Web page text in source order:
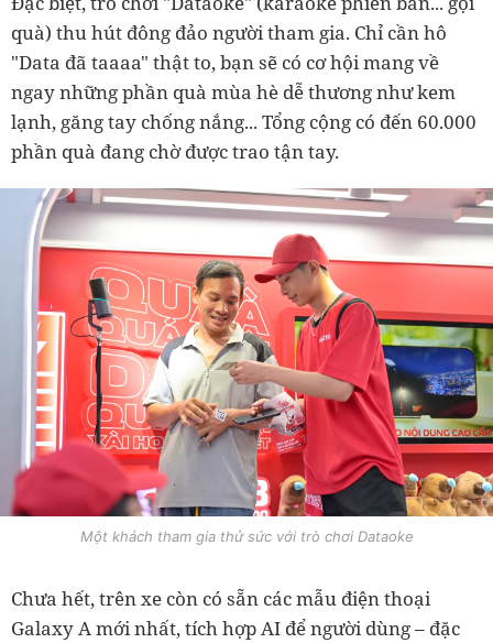
quà) thu hút đông đảo người tham gia. Chỉ cần hô
"Data đã taaaa" thật to, bạn sẽ có cơ hội mang về
ngay những phần quà mùa hè dễ thương như kem
lạnh, găng tay chống nắng... Tổng cộng có đến 60.000
phần quà đang chờ được trao tận tay.
Một khách tham gia thử sức với trò chơi Dataoke
Chưa hết, trên xe còn có sẵn các mẫu điện thoại
Galaxy A mới nhất, tích hợp AI để người dùng – đặc